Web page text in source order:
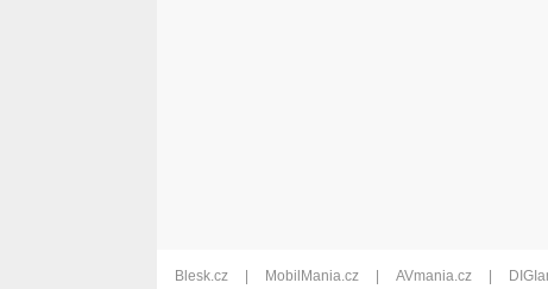
Blesk.cz MobilMania.cz AVmania.cz